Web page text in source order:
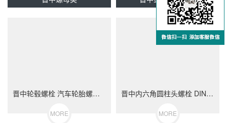
晋中轮毂螺栓 汽车轮胎螺丝 不锈钢（304/316）碳钢 合金钢
MORE
晋中内六角圆柱头螺栓 DIN912 不锈钢（304/316）碳钢 合金钢
MORE